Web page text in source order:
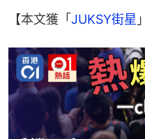
【本文獲「 JUKSY街星